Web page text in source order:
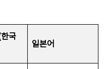
국
일본어